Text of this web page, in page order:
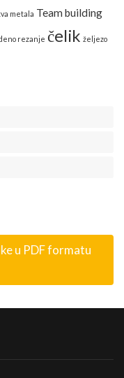
metala Team building
rezanje čelik željezo
u PDF formatu